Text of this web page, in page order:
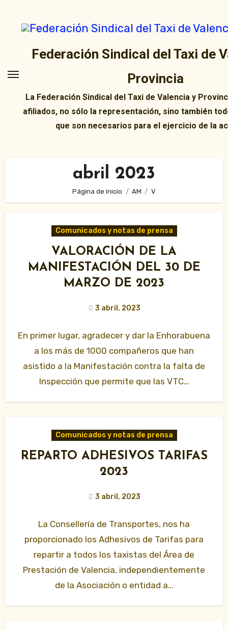
contenido
Federación Sindical del Taxi de
Provincia
La Federación Sindical del Taxi de Valencia y
afiliados, no sólo la representación, sino también
que son necesarios para el ejercicio de la
abril 2023
Página de inicio AM V
Comunicados y notas de prensa
VALORACIÓN DE LA
MANIFESTACIÓN DEL 30 DE
MARZO DE 2023
3 abril, 2023
En primer lugar, agradecer y dar la Enhorabuena
a los más de 1000 compañeros que han
asistido a la Manifestación contra la falta de
Inspección que permite que las VTC…
Comunicados y notas de prensa
REPARTO ADHESIVOS TARIFAS
2023
3 abril, 2023
La Consellería de Transportes, nos ha
proporcionado los Adhesivos de Tarifas para
repartir a todos los taxistas del Área de
Prestación de Valencia, independientemente
de la Asociación o entidad a…